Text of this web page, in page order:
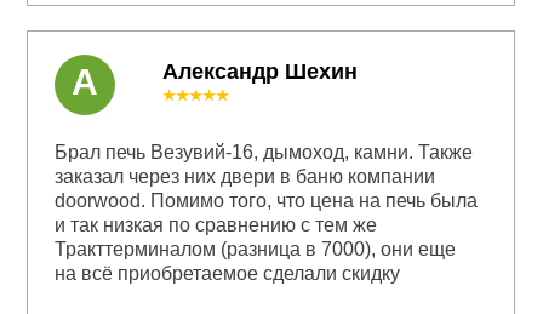
Александр Шехин
★★★★★
Брал печь Везувий-16, дымоход, камни. Также
заказал через них двери в баню компании
doorwood. Помимо того, что цена на печь была
и так низкая по сравнению с тем же
Тракттерминалом (разница в 7000), они еще
на всё приобретаемое сделали скидку
А